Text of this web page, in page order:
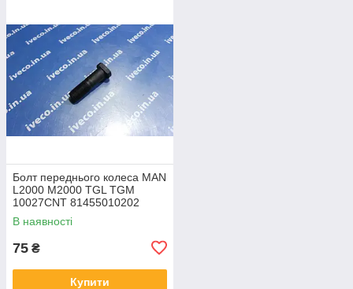
Болт переднього колеса MAN
L2000 M2000 TGL TGM
10027CNT 81455010202
81455010152 81455010116
В наявності
75 ₴
Купити